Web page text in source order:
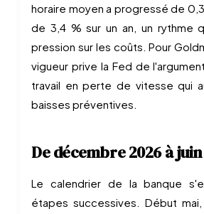
horaire moyen a progressé de
de 3,4 % sur un an, un rythme
pression sur les coûts. Pour
vigueur prive la Fed de
travail en perte de vitesse qui
baisses préventives.
De décembre 2026 à
Le calendrier de la banque
étapes successives. Début mai,